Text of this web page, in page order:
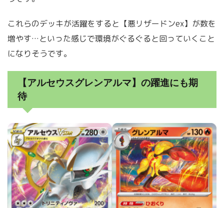
これらのデッキが活躍をすると【悪リザードンex】が数を
増やす…といった感じで環境がぐるぐると回っていくこと
になりそうです。
【アルセウスグレンアルマ】の躍進にも期
待